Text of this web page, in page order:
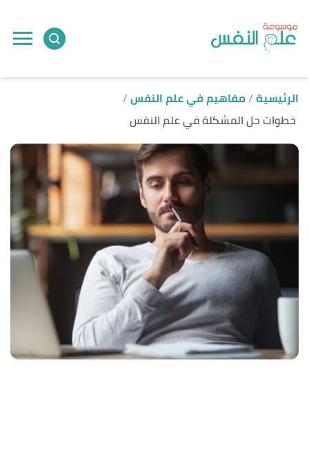
الرئيسية مفاهيم في علم النفس
خطوات حل المشكلة في علم النفس